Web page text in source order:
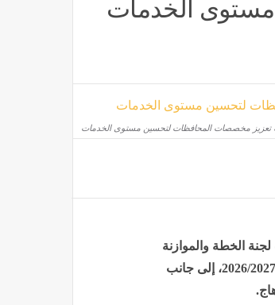
الخدمات
تعزيز مخصصات المحافظات لتحسين مستوى الخدمات
الخطة والموازنة
بمجلس النواب، لمناقشة مشروع موازنة وزارة التنمية المحلية للعام المالي 2026/2027، إلى جانب